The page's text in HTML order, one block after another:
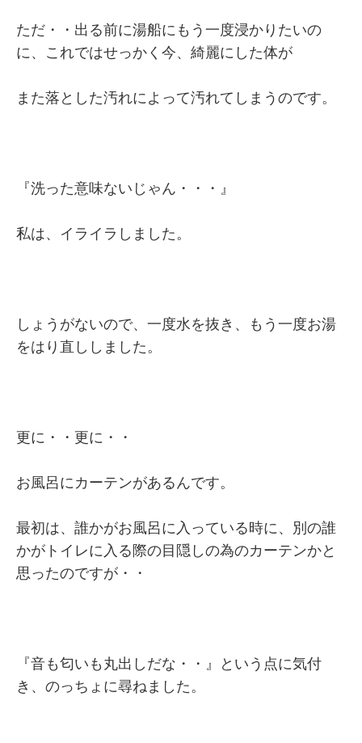
ただ・・出る前に湯船にもう一度浸かりたいの
に、これではせっかく今、綺麗にした体が
また落とした汚れによって汚れてしまうのです。
『洗った意味ないじゃん・・・』
私は、イライラしました。
しょうがないので、一度水を抜き、もう一度お湯
をはり直ししました。
更に・・更に・・
お風呂にカーテンがあるんです。
最初は、誰かがお風呂に入っている時に、別の誰
かがトイレに入る際の目隠しの為のカーテンかと
思ったのですが・・
『音も匂いも丸出しだな・・』という点に気付
き、のっちょに尋ねました。